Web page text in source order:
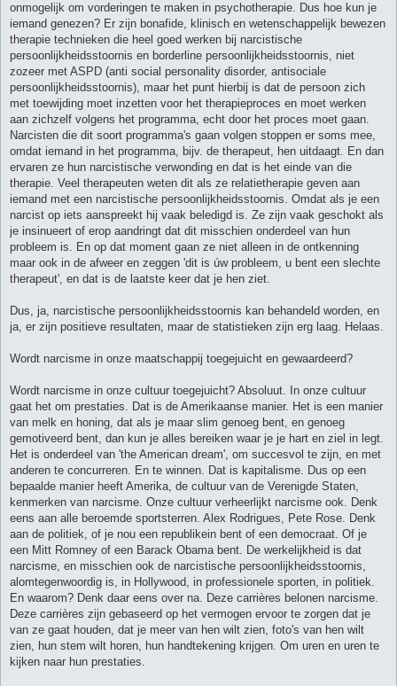
onmogelijk om vorderingen te maken in psychotherapie. Dus hoe kun je
iemand genezen? Er zijn bonafide, klinisch en wetenschappelijk bewezen
therapie technieken die heel goed werken bij narcistische
persoonlijkheidsstoornis en borderline persoonlijkheidsstoornis, niet
zozeer met ASPD (anti social personality disorder, antisociale
persoonlijkheidsstoornis), maar het punt hierbij is dat de persoon zich
met toewijding moet inzetten voor het therapieproces en moet werken
aan zichzelf volgens het programma, echt door het proces moet gaan.
Narcisten die dit soort programma's gaan volgen stoppen er soms mee,
omdat iemand in het programma, bijv. de therapeut, hen uitdaagt. En dan
ervaren ze hun narcistische verwonding en dat is het einde van die
therapie. Veel therapeuten weten dit als ze relatietherapie geven aan
iemand met een narcistische persoonlijkheidsstoornis. Omdat als je een
narcist op iets aanspreekt hij vaak beledigd is. Ze zijn vaak geschokt als
je insinueert of erop aandringt dat dit misschien onderdeel van hun
probleem is. En op dat moment gaan ze niet alleen in de ontkenning
maar ook in de afweer en zeggen 'dit is úw probleem, u bent een slechte
therapeut', en dat is de laatste keer dat je hen ziet.
Dus, ja, narcistische persoonlijkheidsstoornis kan behandeld worden, en
ja, er zijn positieve resultaten, maar de statistieken zijn erg laag. Helaas.
Wordt narcisme in onze maatschappij toegejuicht en gewaardeerd?
Wordt narcisme in onze cultuur toegejuicht? Absoluut. In onze cultuur
gaat het om prestaties. Dat is de Amerikaanse manier. Het is een manier
van melk en honing, dat als je maar slim genoeg bent, en genoeg
gemotiveerd bent, dan kun je alles bereiken waar je je hart en ziel in legt.
Het is onderdeel van 'the American dream', om succesvol te zijn, en met
anderen te concurreren. En te winnen. Dat is kapitalisme. Dus op een
bepaalde manier heeft Amerika, de cultuur van de Verenigde Staten,
kenmerken van narcisme. Onze cultuur verheerlijkt narcisme ook. Denk
eens aan alle beroemde sportsterren. Alex Rodrigues, Pete Rose. Denk
aan de politiek, of je nou een republikein bent of een democraat. Of je
een Mitt Romney of een Barack Obama bent. De werkelijkheid is dat
narcisme, en misschien ook de narcistische persoonlijkheidsstoornis,
alomtegenwoordig is, in Hollywood, in professionele sporten, in politiek.
En waarom? Denk daar eens over na. Deze carrières belonen narcisme.
Deze carrières zijn gebaseerd op het vermogen ervoor te zorgen dat je
van ze gaat houden, dat je meer van hen wilt zien, foto's van hen wilt
zien, hun stem wilt horen, hun handtekening krijgen. Om uren en uren te
kijken naar hun prestaties.